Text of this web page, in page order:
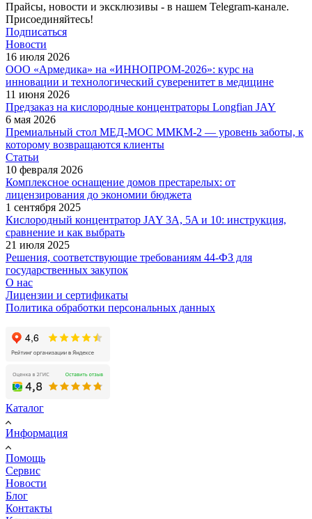
Прайсы, новости и эксклюзивы - в нашем Telegram-канале.
Присоединяйтесь!
Подписаться
Новости
16 июля 2026
ООО «Армедика» на «ИННОПРОМ-2026»: курс на
инновации и технологический суверенитет в медицине
11 июня 2026
Предзаказ на кислородные концентраторы Longfian JAY
6 мая 2026
Премиальный стол МЕД-МОС ММКМ-2 — уровень заботы, к
которому возвращаются клиенты
Статьи
10 февраля 2026
Комплексное оснащение домов престарелых: от
лицензирования до экономии бюджета
1 сентября 2025
Кислородный концентратор JAY 3A, 5A и 10: инструкция,
сравнение и как выбрать
21 июля 2025
Решения, соответствующие требованиям 44-ФЗ для
государственных закупок
О нас
Лицензии и сертификаты
Политика обработки персональных данных
Каталог
Информация
Помощь
Сервис
Новости
Блог
Контакты